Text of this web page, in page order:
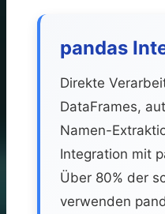
pandas
Direkte
DataFrames,
Namen-
Integration mit
Über 80% der
verwenden